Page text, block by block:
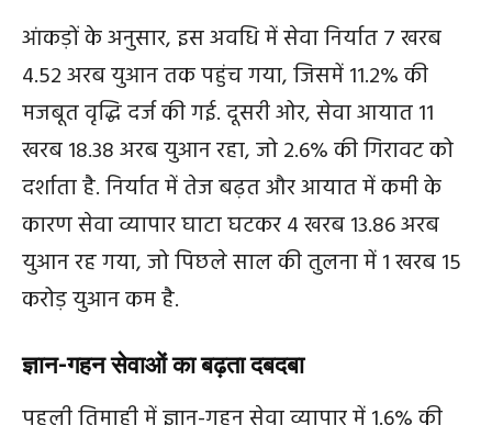
आंकड़ों के अनुसार, इस अवधि में सेवा निर्यात 7 खरब
4.52 अरब युआन तक पहुंच गया, जिसमें 11.2% की
मजबूत वृद्धि दर्ज की गई. दूसरी ओर, सेवा आयात 11
खरब 18.38 अरब युआन रहा, जो 2.6% की गिरावट को
दर्शाता है. निर्यात में तेज बढ़त और आयात में कमी के
कारण सेवा व्यापार घाटा घटकर 4 खरब 13.86 अरब
युआन रह गया, जो पिछले साल की तुलना में 1 खरब 15
करोड़ युआन कम है.
ज्ञान-गहन सेवाओं का बढ़ता दबदबा